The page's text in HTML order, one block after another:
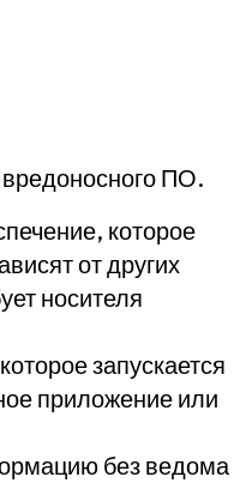
ПО.
которое
от других
носителя
запускается
приложение или
без ведома